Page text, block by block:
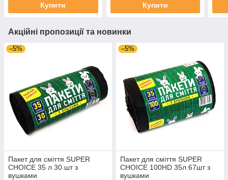
Купити Купити
Акційні пропозиції та новинки
–5%
Пакет для сміття SUPER
CHOICE 35 л 30 шт з
вушками
–5%
Пакет для сміття SUPER
CHOICE 100HD 35л 67шт з
вушками